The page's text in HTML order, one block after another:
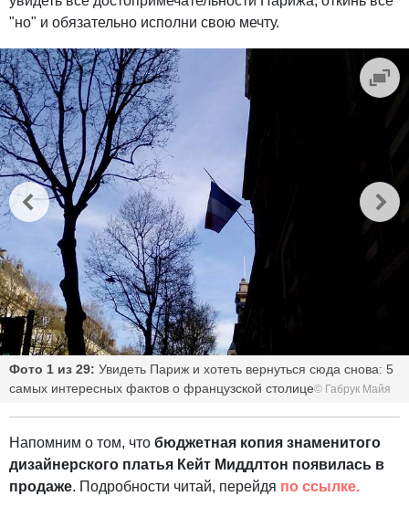
"но" и обязательно исполни свою мечту.
Фото 1 из 29: Увидеть Париж и хотеть вернуться сюда снова: 5
самых интересных фактов о французской столице© Габрук Майя
Напомним о том, что бюджетная копия знаменитого
дизайнерского платья Кейт Миддлтон появилась в
продаже. Подробности читай, перейдя по ссылке.